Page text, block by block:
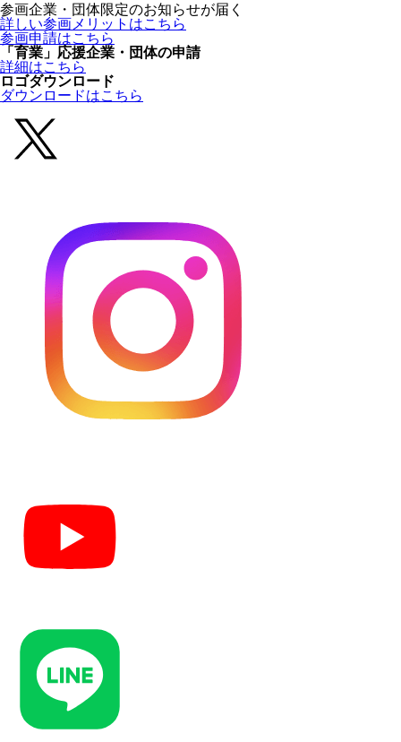
参画企業・団体限定のお知らせが届く
詳しい参画メリットはこちら
参画申請はこちら
「育業」応援企業・団体の申請
詳細はこちら
ロゴダウンロード
ダウンロードはこちら